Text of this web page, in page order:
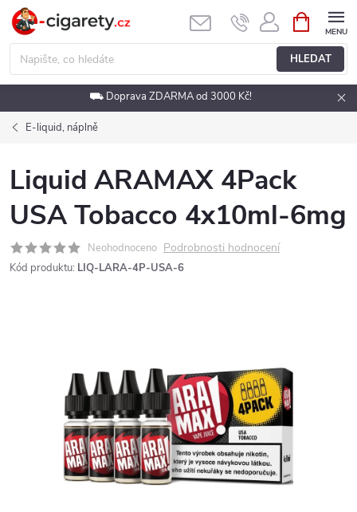
Přejít
obsah
HLEDAT
NÁKUPNÍ
KOŠÍK
⛟ Doprava ZDARMA od 3000 Kč!
E-liquid, náplně
Liquid ARAMAX 4Pack
USA Tobacco 4x10ml-6mg
Neohodnoceno Podrobnosti hodnocení
Kód produktu: LIQ-LARA-4P-USA-6